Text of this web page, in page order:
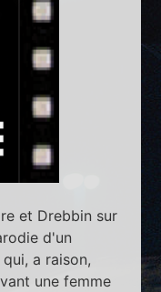
et Drebbin sur
d'un
a raison,
une femme